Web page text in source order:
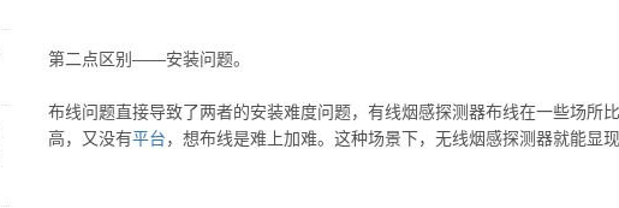
第二点区别——安装问题。
布线问题直接导致了两者的安装难度问题，有线烟感探测器布线在一些场所
高，又没有平台，想布线是难上加难。这种场景下，无线烟感探测器就能显